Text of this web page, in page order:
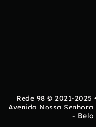
Rede 98 © 2021-
Avenida Nossa
- Belo